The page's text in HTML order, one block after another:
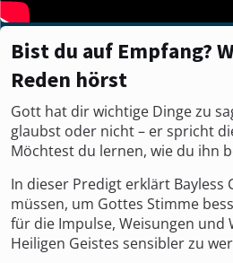
Bist du auf Empfang?
Reden hörst
Gott hat dir wichtige Dinge zu
glaubst oder nicht – er spricht
Möchtest du lernen, wie du ihn
In dieser Predigt erklärt Bayless
müssen, um Gottes Stimme
für die Impulse, Weisungen und
Heiligen Geistes sensibler zu